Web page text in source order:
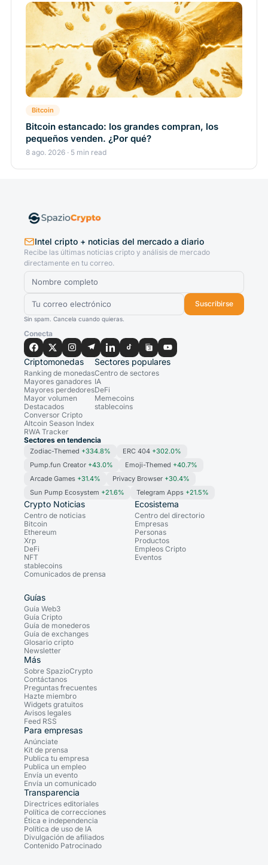
Bitcoin
Bitcoin estancado: los grandes compran, los
pequeños venden. ¿Por qué?
8 ago. 2026 · 5 min read
Intel cripto + noticias del mercado a diario
Recibe las últimas noticias cripto y análisis de mercado
directamente en tu correo.
Suscribirse
Sin spam. Cancela cuando quieras.
Conecta
Criptomonedas
Ranking de monedas
Mayores ganadores
Mayores perdedores
Mayor volumen
Destacados
Conversor Cripto
Altcoin Season Index
RWA Tracker
Sectores populares
Centro de sectores
IA
DeFi
Memecoins
stablecoins
Sectores en tendencia
Zodiac-Themed +334.8% ERC 404 +302.0%
Pump.fun Creator +43.0% Emoji-Themed +40.7%
Arcade Games +31.4% Privacy Browser +30.4%
Sun Pump Ecosystem +21.6% Telegram Apps +21.5%
Crypto Noticias
Centro de noticias
Bitcoin
Ethereum
Xrp
DeFi
NFT
stablecoins
Comunicados de prensa
Ecosistema
Centro del directorio
Empresas
Personas
Productos
Empleos Cripto
Eventos
Guías
Guía Web3
Guía Cripto
Guía de monederos
Guía de exchanges
Glosario cripto
Newsletter
Más
Sobre SpazioCrypto
Contáctanos
Preguntas frecuentes
Hazte miembro
Widgets gratuitos
Avisos legales
Feed RSS
Para empresas
Anúnciate
Kit de prensa
Publica tu empresa
Publica un empleo
Envía un evento
Envía un comunicado
Transparencia
Directrices editoriales
Política de correcciones
Ética e independencia
Política de uso de IA
Divulgación de afiliados
Contenido Patrocinado